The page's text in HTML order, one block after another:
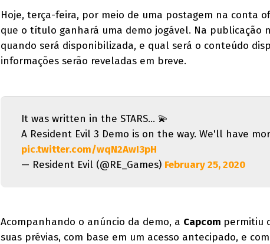
Hoje, terça-feira, por meio de uma postagem na conta
que o título ganhará uma demo jogável. Na publicação
quando será disponibilizada, e qual será o conteúdo
informações serão reveladas em breve.
It was written in the STARS... 💫
A Resident Evil 3 Demo is on the way. We'll have
pic.twitter.com/wqN2AwI3pH
— Resident Evil (@RE_Games) February 25, 2020
Acompanhando o anúncio da demo, a Capcom permitiu
suas prévias, com base em um acesso antecipado, e